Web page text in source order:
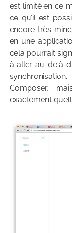
est limité en ce
ce qu’il est
encore très
en une
cela pourrait
à aller au-delà
synchronisation.
Composer,
exactement